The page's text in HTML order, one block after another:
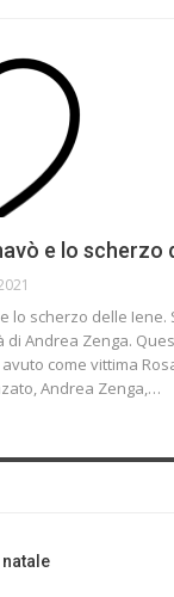
e lo scherzo
lo scherzo delle Iene.
di Andrea Zenga.
come vittima
Andrea Zenga,…